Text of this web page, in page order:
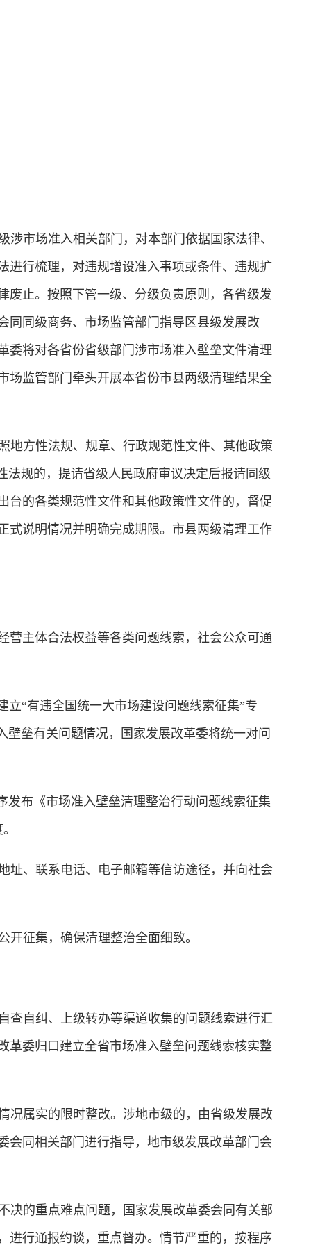
市场准入相关部门，对本部门依据国家法律、
进行梳理，对违规增设准入事项或条件、违规扩
废止。按照下管一级、分级负责原则，各省级发
同同级商务、市场监管部门指导区县级发展改
委将对各省份省级部门涉市场准入壁垒文件清理
场监管部门牵头开展本省份市县两级清理结果全
地方性法规、规章、行政规范性文件、其他政策
法规的，提请省级人民政府审议决定后报请同级
台的各类规范性文件和其他政策性文件的，督促
式说明情况并明确完成期限。市县两级清理工作
主体合法权益等各类问题线索，社会公众可通
“有违全国统一大市场建设问题线索征集”专
垒有关问题情况，国家发展改革委将统一对问
发布《市场准入壁垒清理整治行动问题线索征集
址、联系电话、电子邮箱等信访途径，并向社会
征集，确保清理整治全面细致。
查自纠、上级转办等渠道收集的问题线索进行汇
革委归口建立全省市场准入壁垒问题线索核实整
况属实的限时整改。涉地市级的，由省级发展改
会同相关部门进行指导，地市级发展改革部门会
决的重点难点问题，国家发展改革委会同有关部
进行通报约谈，重点督办。情节严重的，按程序